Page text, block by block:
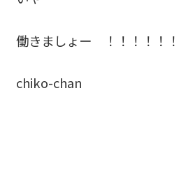
働きましょー ！！！！！
chiko-chan